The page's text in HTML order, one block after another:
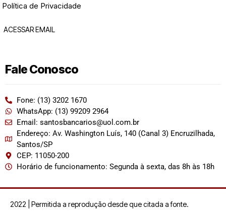
Política de Privacidade
ACESSAR EMAIL
Fale Conosco
Fone: (13) 3202 1670
WhatsApp: (13) 99209 2964
Email: santosbancarios@uol.com.br
Endereço: Av. Washington Luís, 140 (Canal 3) Encruzilhada,
Santos/SP
CEP: 11050-200
Horário de funcionamento: Segunda à sexta, das 8h às 18h
2022 | Permitida a reprodução desde que citada a fonte.